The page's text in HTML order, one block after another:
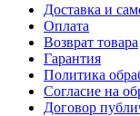
Доставка и
Оплата
Возврат товара
Гарантия
Политика
Согласие на
Договор